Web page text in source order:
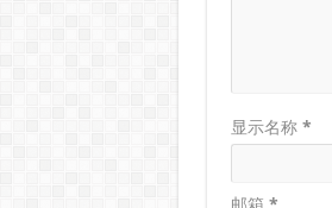
显示名称 *
邮箱 *